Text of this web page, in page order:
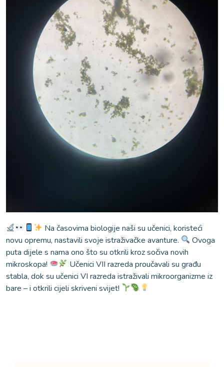
Na časovima biologije naši su učenici, koristeći
novu opremu, nastavili svoje istraživačke avanture.
Ovoga
puta dijele s nama ono što su otkrili kroz sočiva novih
mikroskopa!
Učenici VII razreda proučavali su građu
stabla, dok su učenici VI razreda istraživali mikroorganizme iz
bare – i otkrili cijeli skriveni svijet!